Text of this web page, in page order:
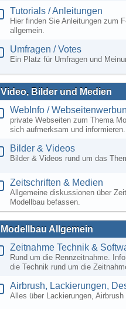
Tutorials / Anleitungen
Hier finden Sie Anleitungen zum
allgemein.
Umfragen / Votes
Ein Platz für Umfragen und
Video, Bilder und Medien
WebInfo /
private Webseiten zum Thema
sich aufmerksam und informieren.
Bilder & Videos
Bilder & Videos rund um das
Zeitschriften & Medien
Allgemeine diskussionen über
Modellbau befassen.
Modellbau Allgemein
Zeitnahme Technik &
Rund um die Rennzeitnahme.
die Technik rund um die
Airbrush, Lackierungen,
Alles über Lackierungen, Airbrush